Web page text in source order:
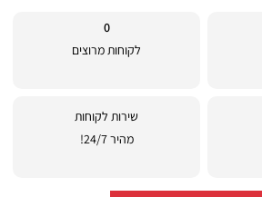
0
לקוחות מרוצים
שירות לקוחות
מהיר 24/7!